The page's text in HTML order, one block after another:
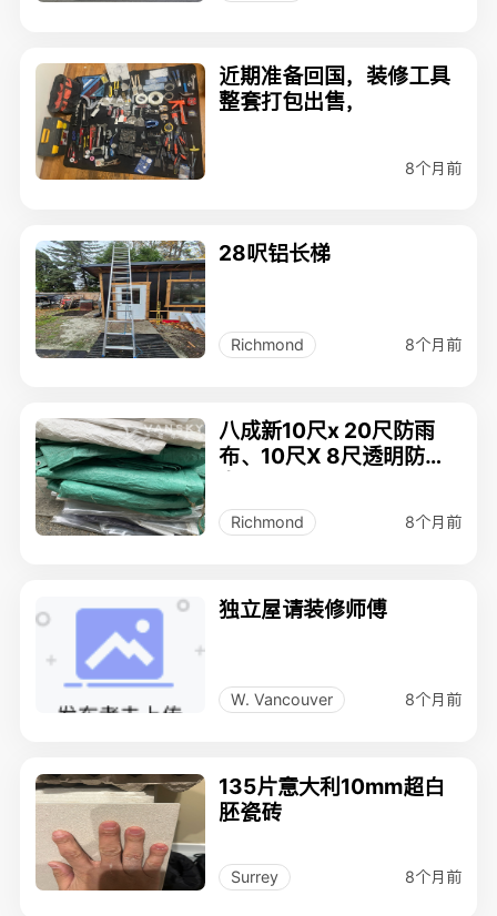
近期准备回国，装修工具
整套打包出售，
8个月前
28呎铝长梯
Richmond 8个月前
八成新10尺x 20尺防雨
布、10尺X 8尺透明防水
Richmond 8个月前
独立屋请装修师傅
W. Vancouver 8个月前
135片意大利10mm超白
胚瓷砖
Surrey 8个月前